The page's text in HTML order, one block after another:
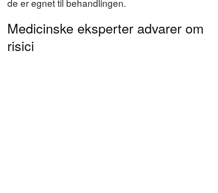
de er egnet til behandlingen.
Medicinske eksperter advarer om
risici